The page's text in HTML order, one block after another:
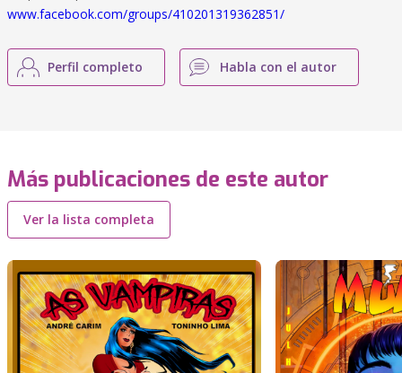
www.facebook.com/groups/410201319362851/
Perfil completo Habla con el autor
Más publicaciones de este autor
Ver la lista completa